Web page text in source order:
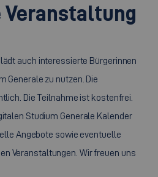
auch interessierte Bürgerinnen
Generale zu nutzen. Die
Die Teilnahme ist kostenfrei.
Studium Generale Kalender
Angebote sowie eventuelle
Veranstaltungen. Wir freuen uns